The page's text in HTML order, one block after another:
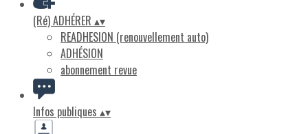
(Ré) ADHÉRER ▴▾
READHESION (renouvellement auto)
ADHÉSION
abonnement revue
Infos publiques ▴▾